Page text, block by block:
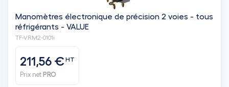
Manomètres électronique de précision 2 voies - tous
réfrigérants - VALUE
TF-VRM2-0101i
211,56 €HT
Prix net PRO